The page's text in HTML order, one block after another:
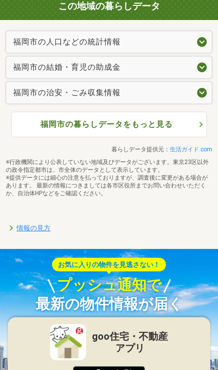
この地域の暮らしデータ
福岡市の人口などの統計情報
福岡市の結婚・育児の助成金
福岡市の治安・ごみ収集情報
福岡市の暮らしデータをもっと見る
暮らしデータ提供元： 生活ガイド.com
※行政機関により公表していない地域及びデータがございます。東京23区以外
の政令指定都市は、市全体のデータとして表示しています。
※提供データには細心の注意を払っておりますが、調査後に変更がある場合が
あります。 最新の情報につきましては各市区役所までお問い合わせいただく
か、自治体HPなどをご確認ください。
情報の見方
お気に入りの物件を見逃さない！
プッシュ通知で
最新の物件情報が届く
goo住宅・不動産
アプリ